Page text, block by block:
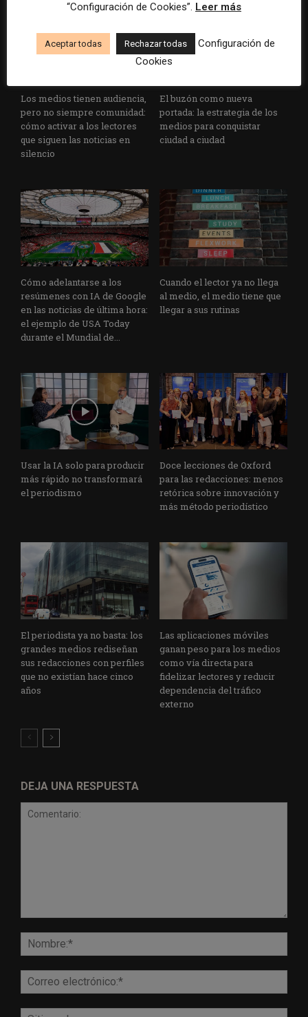
Los medios tienen audiencia,
pero no siempre comunidad:
cómo activar a los lectores
que siguen las noticias en
silencio
El buzón como nueva
portada: la estrategia de los
medios para conquistar
ciudad a ciudad
Cómo adelantarse a los
resúmenes con IA de Google
en las noticias de última hora:
el ejemplo de USA Today
durante el Mundial de...
Cuando el lector ya no llega
al medio, el medio tiene que
llegar a sus rutinas
Usar la IA solo para producir
más rápido no transformará
el periodismo
Doce lecciones de Oxford
para las redacciones: menos
retórica sobre innovación y
más método periodístico
El periodista ya no basta: los
grandes medios rediseñan
sus redacciones con perfiles
que no existían hace cinco
años
Las aplicaciones móviles
ganan peso para los medios
como vía directa para
fidelizar lectores y reducir
dependencia del tráfico
externo
DEJA UNA RESPUESTA
“Configuración de Cookies”. Leer más
Aceptar todas Rechazar todas
Configuración de
Cookies